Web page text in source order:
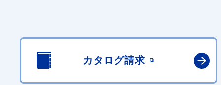
カタログ請求